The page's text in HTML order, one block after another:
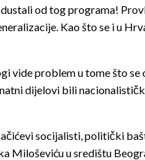
od tog programa!
Kao što se i u
vide problem u tome što se
dijelovi bili
socijalisti, politički
Miloševiću u središtu